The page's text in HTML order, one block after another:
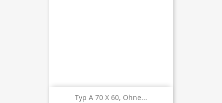
Typ A 70 X 60, Ohne...